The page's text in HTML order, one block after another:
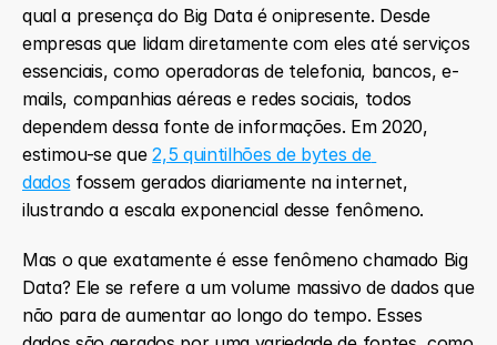
qual a presença do Big Data é onipresente. Desde
empresas que lidam diretamente com eles até serviços
essenciais, como operadoras de telefonia, bancos, e-
mails, companhias aéreas e redes sociais, todos
dependem dessa fonte de informações. Em 2020,
estimou-se que 2,5 quintilhões de bytes de
dados fossem gerados diariamente na internet,
ilustrando a escala exponencial desse fenômeno.
Mas o que exatamente é esse fenômeno chamado Big
Data? Ele se refere a um volume massivo de dados que
não para de aumentar ao longo do tempo. Esses